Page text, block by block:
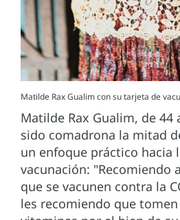
Matilde Rax Gualim con su tarjeta de
Matilde Rax Gualim, de 44
sido comadrona la mitad
un enfoque práctico hacia
vacunación: "Recomiendo
que se vacunen contra la
les recomiendo que